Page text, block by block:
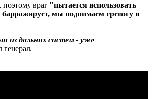
поэтому враг "пытается использовать
мы поднимаем тревогу и
из дальних систем - уже
генерал.